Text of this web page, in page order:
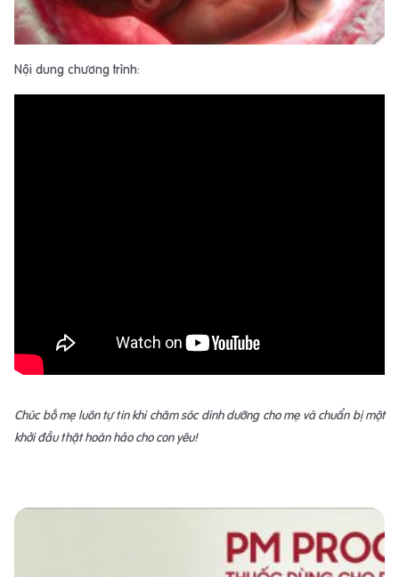
Nội dung chương trình:
Chúc bố mẹ luôn tự tin khi chăm sóc dinh dưỡng cho mẹ và chuẩn bị một
khởi đầu thật hoàn hảo cho con yêu!